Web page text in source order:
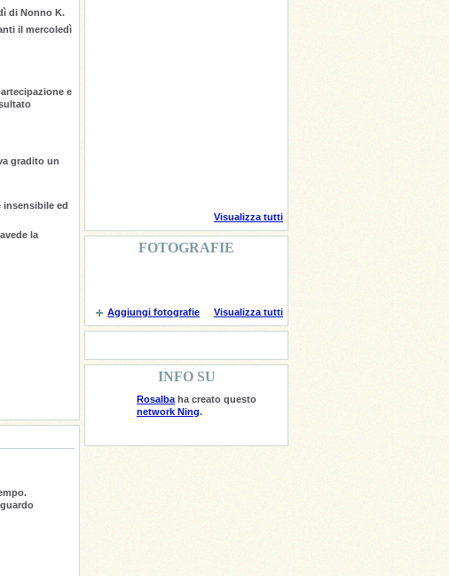
di Nonno K.
il mercoledì
e
gradito un
insensibile ed
la
Visualizza tutti
FOTOGRAFIE
Aggiungi fotografie Visualizza tutti
INFO SU
Rosalba ha creato questo
network Ning.